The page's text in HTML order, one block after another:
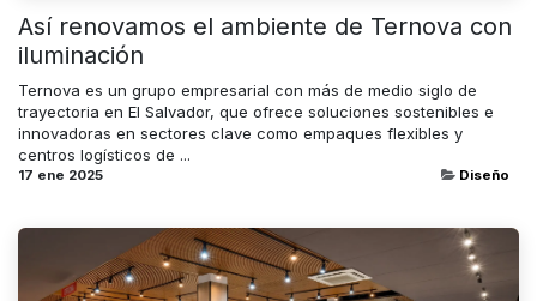
Así renovamos el ambiente de Ternova con
iluminación
Ternova es un grupo empresarial con más de medio siglo de
trayectoria en El Salvador, que ofrece soluciones sostenibles e
innovadoras en sectores clave como empaques flexibles y
centros logísticos de ...
17 ene 2025 Diseño